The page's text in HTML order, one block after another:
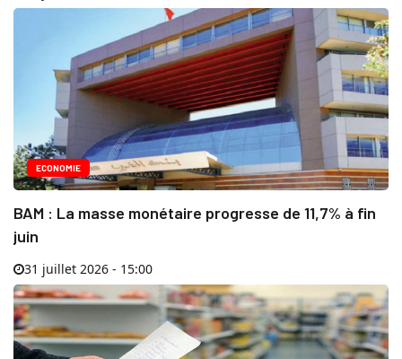
ECONOMIE
BAM : La masse monétaire progresse de 11,7% à fin
juin
31 juillet 2026 - 15:00